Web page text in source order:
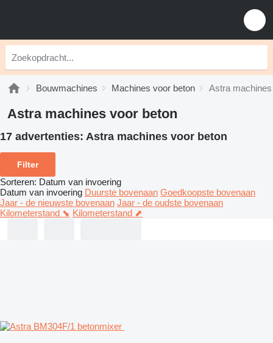
Bouwmachines Machines voor beton Astra
Astra machines voor beton
17 advertenties: Astra machines voor beton
Filter
Sorteren: Datum van invoering
Datum van invoering Duurste bovenaan Goedkoopste bovenaan
Jaar - de nieuwste bovenaan Jaar - de oudste bovenaan
Kilometerstand ⬊ Kilometerstand ⬈